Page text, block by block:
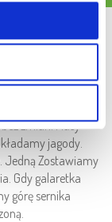
przelewamy mleko,
na 2części. Do
zmian. Masy
jagody.
Jedną Zostawiamy
Gdy galaretka
górę sernika